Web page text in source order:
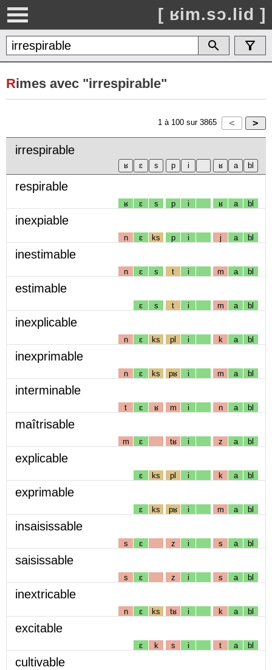
[ ʁim.sɔ.lid ]
Rimes avec "irrespirable"
1 à 100 sur 3865
irrespirable
respirable
ʁ ɛ s p i ʁ a bl
inexpiable
n ɛ ks p i j a bl
inestimable
n ɛ s t i m a bl
estimable
ɛ s t i m a bl
inexplicable
n ɛ ks pl i k a bl
inexprimable
n ɛ ks pʁ i m a bl
interminable
t ɛ ʁ m i n a bl
maîtrisable
m ɛ tʁ i z a bl
explicable
ɛ ks pl i k a bl
exprimable
ɛ ks pʁ i m a bl
insaisissable
s ɛ z i s a bl
saisissable
s ɛ z i s a bl
inextricable
n ɛ ks tʁ i k a bl
excitable
ɛ k s i t a bl
cultivable